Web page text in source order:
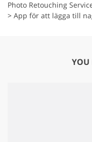
Photo Retouching
> App för att lägga till
YOU